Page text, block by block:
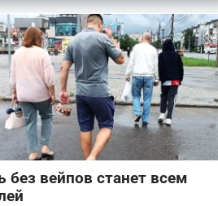
без вейпов станет всем